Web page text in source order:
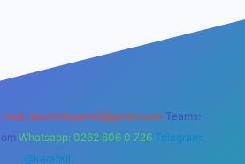
mail: backlinkpaneli@gmail.com Teams:
Whatsapp: 0262 606 0 726 Telegram:
@karabul